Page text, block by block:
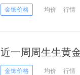
日）
金饰价格 均价 行情
近一周周生生黄
20日）
金饰价格 均价 行情